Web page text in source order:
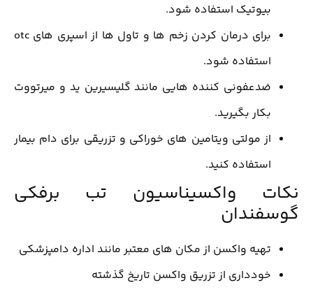
بیوتیک استفاده شود.
برای درمان کردن زخم ها و تاول ها از اسپری های otc
استفاده شود.
ضدعفونی کننده هایی مانند گلیسیرین ید و میرتووت
بکار بگیرید.
از مولتی ویتامین های خوراکی و تزریقی برای دام بیمار
استفاده کنید.
نکات واکسیناسیون تب برفکی
گوسفندان
تهیه واکسن از مکان های معتبر مانند اداره دامپزشکی
خودداری از تزریق واکسن تاریخ گذشته